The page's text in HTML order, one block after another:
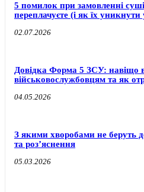
5 помилок при замовленні
переплачуєте (і як їх уникнути
02.07.2026
Довідка Форма 5 ЗСУ: навіщо
військовослужбовцям та як
04.05.2026
З якими хворобами не беруть
та роз’яснення
05.03.2026